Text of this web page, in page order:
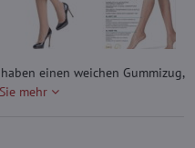
einen weichen Gummizug,
mehr